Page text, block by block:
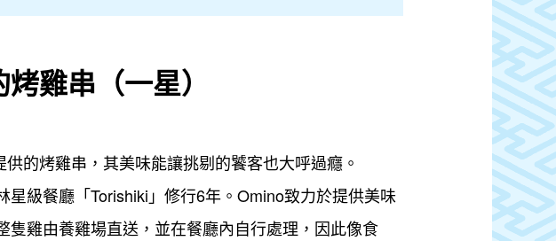
雞串（一星）
供的烤雞串，其美味能讓挑剔的饕客也大呼過癮。
級餐廳「Torishiki」修行6年。Omino致力於提供美味
雞由養雞場直送，並在餐廳內自行處理，因此像食